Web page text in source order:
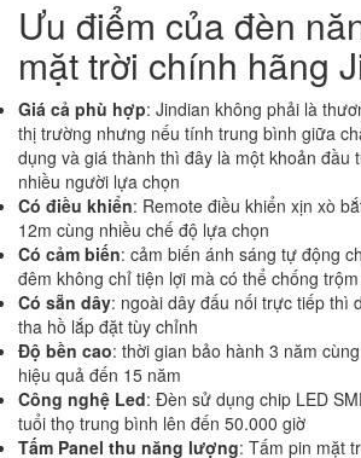
Ưu điểm của đèn
mặt trời chính hãng
Giá cả phù hợp: Jindian không phải là
thị trường nhưng nếu tính trung bình giữa
dụng và giá thành thì đây là một khoản đầu
nhiều người lựa chọn
Có điều khiển: Remote điều khiển xịn xò
12m cùng nhiều chế độ lựa chọn
Có cảm biến: cảm biến ánh sáng tự động
đêm không chỉ tiện lợi mà có thể chống
Có sẵn dây: ngoài dây đấu nối trực tiếp thì
tha hồ lắp đặt tùy chỉnh
Độ bền cao: thời gian bảo hành 3 năm
hiệu quả đến 15 năm
Công nghệ Led: Đèn sử dụng chip LED
tuổi thọ trung bình lên đến 50.000 giờ
Tấm Panel thu năng lượng: Tấm pin mặt